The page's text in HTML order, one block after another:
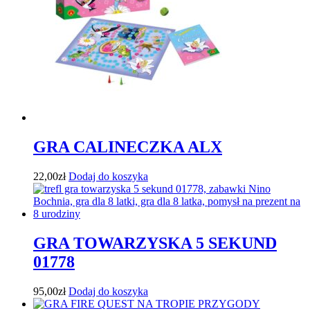
GRA CALINECZKA ALX
22,00zł Dodaj do koszyka
GRA TOWARZYSKA 5 SEKUND
01778
95,00zł Dodaj do koszyka